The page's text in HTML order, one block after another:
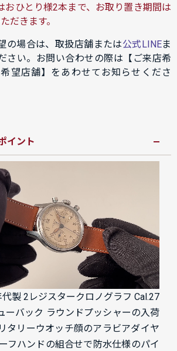
おひとり様2本まで、お取り置き期間は
だきます。
の場合は、取扱店舗または公式LINEま
さい。お問い合わせの際は【ご来店希
望店舗】をあわせてお知らせくださ
イント
代製 2レジスタークロノグラフ Cal.27
ーバック ラウンドプッシャーの入荷
タリーウオッチ顔のアラビアダイヤ
フハンドの組合せで防水仕様のパイ